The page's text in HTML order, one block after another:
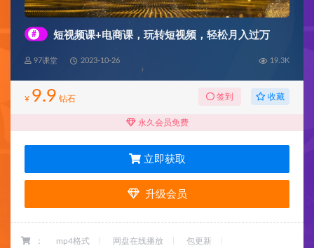
# 短视频课+电商课，玩转短视频，轻松月入过万
97课堂 2023-10-26 19.3K
¥ 9.9 钻石 签到 收藏
永久会员免费
立即获取
升级会员
： mp4格式 网盘在线播放 包更新